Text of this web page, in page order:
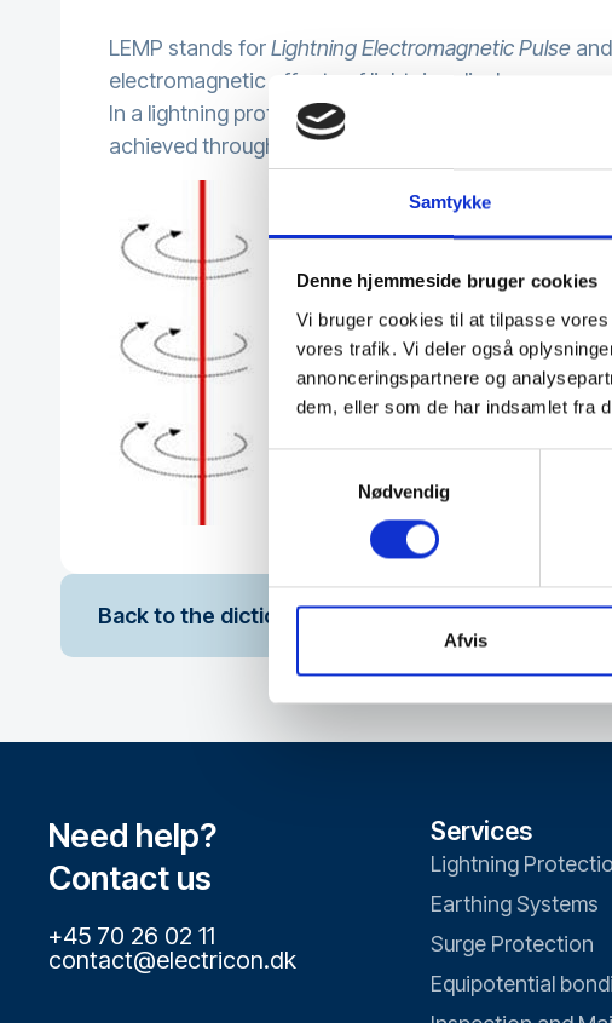
Samtykke
Denne hjemmeside bruger cookies
Vi bruger cookies til at tilpasse
vores trafik. Vi deler også
annonceringspartnere og
dem, eller som de har indsamlet fra
Nødvendig
Afvis
LEMP stands forLightning Electromagnetic Pulse
electromagnetic effects of lightning discharges.
In a lightning protection system, protection against
achieved through equipotential bonding and surge
Back to the dictionary
Need help?
Contact us
+45 70 26 02 11
contact@electricon.dk
Services
Lightning
Earthing Systems
Surge Protection
Equipotential